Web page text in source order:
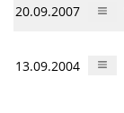
20.09.2007
13.09.2004